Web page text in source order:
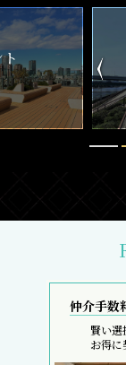
ン
仲介手数
賢い選
お得に